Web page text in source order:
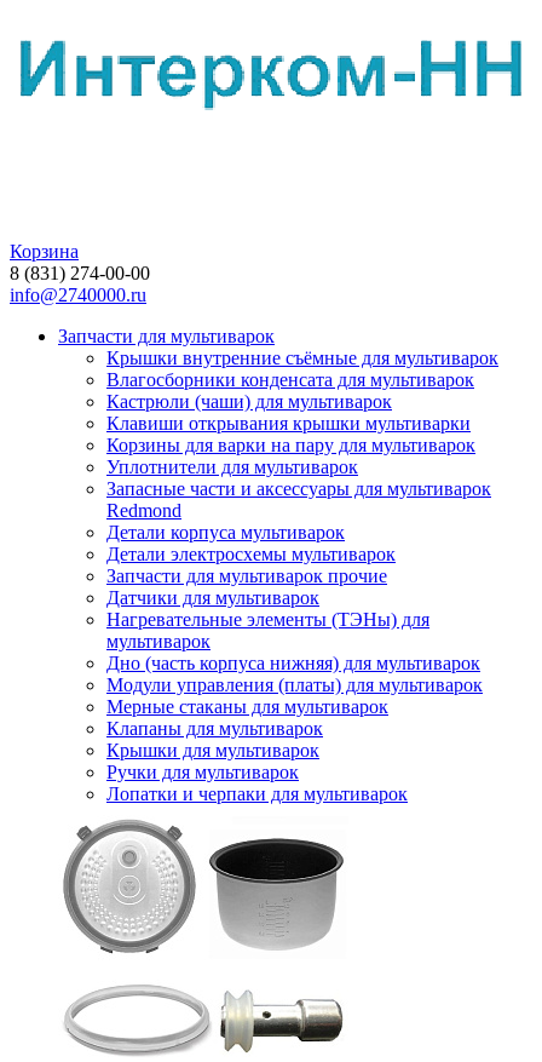
Корзина
8 (831) 274-00-00
info@2740000.ru
Запчасти для мультиварок
Крышки внутренние съёмные для мультиварок
Влагосборники конденсата для мультиварок
Кастрюли (чаши) для мультиварок
Клавиши открывания крышки мультиварки
Корзины для варки на пару для мультиварок
Уплотнители для мультиварок
Запасные части и аксессуары для мультиварок
Redmond
Детали корпуса мультиварок
Детали электросхемы мультиварок
Запчасти для мультиварок прочие
Датчики для мультиварок
Нагревательные элементы (ТЭНы) для
мультиварок
Дно (часть корпуса нижняя) для мультиварок
Модули управления (платы) для мультиварок
Мерные стаканы для мультиварок
Клапаны для мультиварок
Крышки для мультиварок
Ручки для мультиварок
Лопатки и черпаки для мультиварок